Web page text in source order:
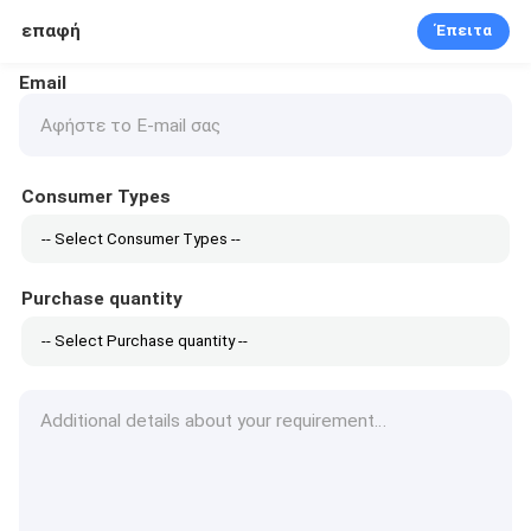
επαφή Έπειτα
Email
Consumer Types
Purchase quantity